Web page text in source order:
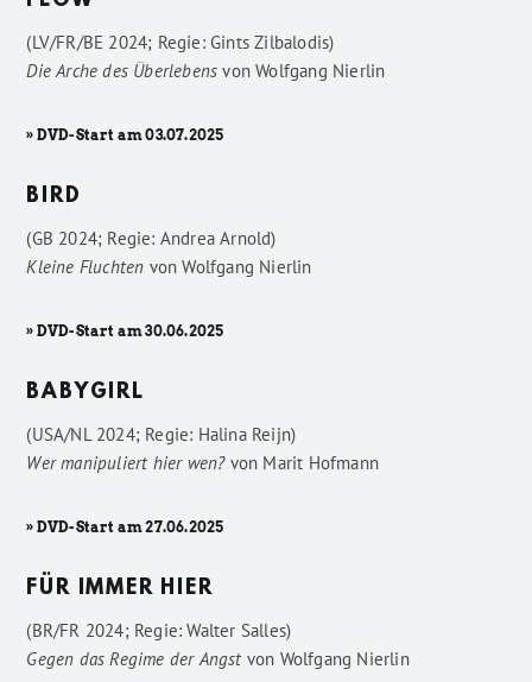
(LV/FR/BE 2024; Regie: Gints Zilbalodis)
Die Arche des Überlebens vonWolfgang Nierlin
» DVD-Start am 03.07.2025
BIRD
(GB 2024; Regie: Andrea Arnold)
Kleine Fluchten vonWolfgang Nierlin
» DVD-Start am 30.06.2025
BABYGIRL
(USA/NL 2024; Regie: Halina Reijn)
Wer manipuliert hier wen?von Marit Hofmann
» DVD-Start am 27.06.2025
FÜR IMMER HIER
(BR/FR 2024; Regie: Walter Salles)
Gegen das Regime der Angstvon Wolfgang Nierlin